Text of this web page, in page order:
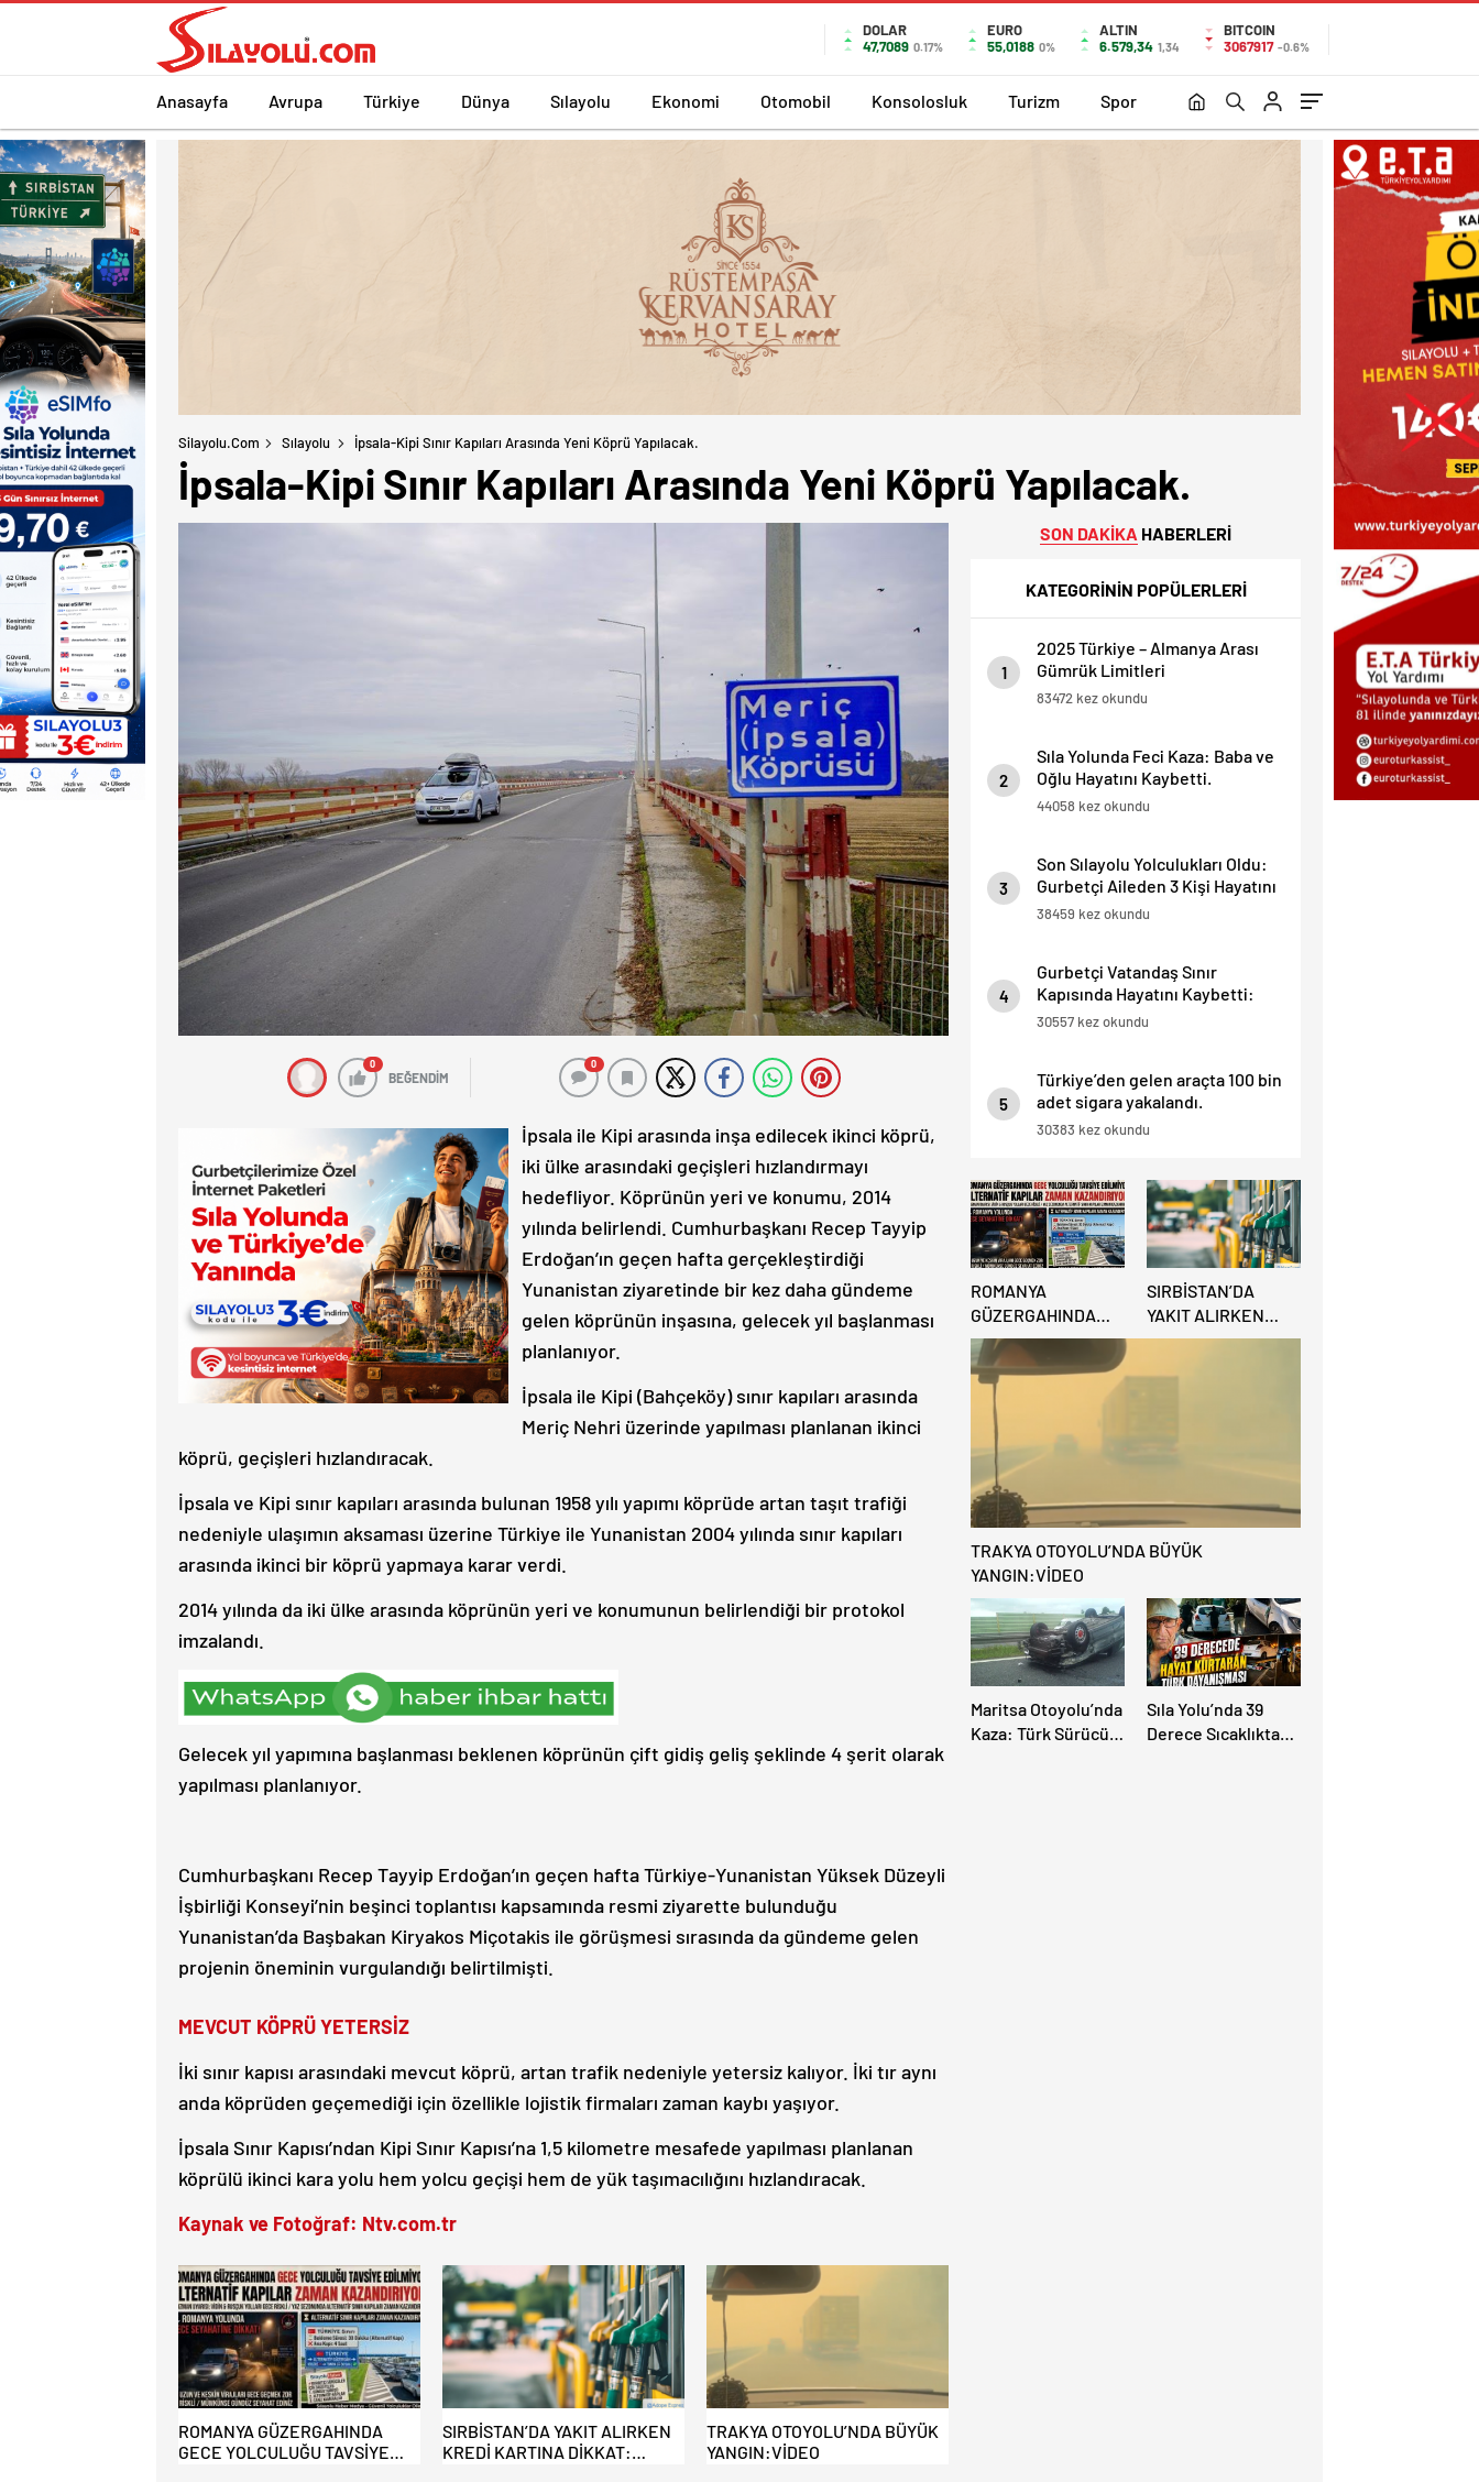
DOLAR
47,7089 0.17%
EURO
55,0188 0%
ALTIN
6.579,34 1,34
BITCOIN
3067917 -0.6%
Anasayfa Avrupa Türkiye Dünya Sılayolu Ekonomi Otomobil Konsolosluk Turizm Spor
Silayolu.com Sılayolu İpsala-Kipi Sınır Kapıları Arasında Yeni Köprü Yapılacak.
İpsala-Kipi Sınır Kapıları Arasında Yeni Köprü Yapılacak.
0
BEĞENDİM
0
İpsala ile Kipi arasında inşa edilecek ikinci köprü,
iki ülke arasındaki geçişleri hızlandırmayı
hedefliyor. Köprünün yeri ve konumu, 2014
yılında belirlendi. Cumhurbaşkanı Recep Tayyip
Erdoğan’ın geçen hafta gerçekleştirdiği
Yunanistan ziyaretinde bir kez daha gündeme
gelen köprünün inşasına, gelecek yıl başlanması
planlanıyor.
İpsala ile Kipi (Bahçeköy) sınır kapıları arasında
Meriç Nehri üzerinde yapılması planlanan ikinci
köprü, geçişleri hızlandıracak.
İpsala ve Kipi sınır kapıları arasında bulunan 1958 yılı yapımı köprüde artan taşıt trafiği
nedeniyle ulaşımın aksaması üzerine Türkiye ile Yunanistan 2004 yılında sınır kapıları
arasında ikinci bir köprü yapmaya karar verdi.
2014 yılında da iki ülke arasında köprünün yeri ve konumunun belirlendiği bir protokol
imzalandı.
Gelecek yıl yapımına başlanması beklenen köprünün çift gidiş geliş şeklinde 4 şerit olarak
yapılması planlanıyor.
Cumhurbaşkanı Recep Tayyip Erdoğan’ın geçen hafta Türkiye-Yunanistan Yüksek Düzeyli
İşbirliği Konseyi’nin beşinci toplantısı kapsamında resmi ziyarette bulunduğu
Yunanistan’da Başbakan Kiryakos Miçotakis ile görüşmesi sırasında da gündeme gelen
projenin öneminin vurgulandığı belirtilmişti.
MEVCUT KÖPRÜ YETERSİZ
İki sınır kapısı arasındaki mevcut köprü, artan trafik nedeniyle yetersiz kalıyor. İki tır aynı
anda köprüden geçemediği için özellikle lojistik firmaları zaman kaybı yaşıyor.
İpsala Sınır Kapısı’ndan Kipi Sınır Kapısı’na 1,5 kilometre mesafede yapılması planlanan
köprülü ikinci kara yolu hem yolcu geçişi hem de yük taşımacılığını hızlandıracak.
Kaynak ve Fotoğraf: Ntv.com.tr
ROMANYA GÜZERGAHINDA
GECE YOLCULUĞU TAVSİYE
SIRBİSTAN’DA YAKIT ALIRKEN
KREDİ KARTINA DİKKAT:
TRAKYA OTOYOLU’NDA BÜYÜK
YANGIN:VİDEO
SON DAKİKA HABERLERİ
KATEGORİNİN POPÜLERLERİ
1
2025 Türkiye – Almanya Arası
Gümrük Limitleri
83472 kez okundu
2
Sıla Yolunda Feci Kaza: Baba ve
Oğlu Hayatını Kaybetti.
44058 kez okundu
3
Son Sılayolu Yolculukları Oldu:
Gurbetçi Aileden 3 Kişi Hayatını
Kaybetti.
38459 kez okundu
4
Gurbetçi Vatandaş Sınır
Kapısında Hayatını Kaybetti:
“İnsan Hayatı Bu Kadar Ucuz
30557 kez okundu
5
Türkiye’den gelen araçta 100 bin
adet sigara yakalandı.
30383 kez okundu
ROMANYA
GÜZERGAHINDA
GECE YOLCULUĞU
TAVSİYE
EDİLMİYOR:
ALTERNATİF
KAPILAR ZAMAN
KAZANDIRIYOR!
SIRBİSTAN’DA
YAKIT ALIRKEN
KREDİ KARTINA
TRAKYA OTOYOLU’NDA BÜYÜK
YANGIN:VİDEO
Maritsa Otoyolu’nda
Kaza: Türk Sürücü
Sıla Yolu’nda 39
Derece Sıcaklıkta